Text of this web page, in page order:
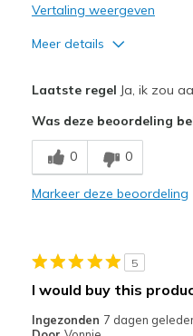
Vertaling weergeven
Meer details
Minpunten
Need Break In
Poor Cushioning
Walking
Laatste regel Ja, ik zou
Was deze beoordeling
0 0
Markeer deze beoordeling
5
I would buy this
Ingezonden 7 dagen